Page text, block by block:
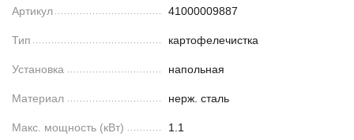
Артикул 41000009887
Тип картофелечистка
Установка напольная
Материал нерж. сталь
Макс. мощность (кВт) 1.1